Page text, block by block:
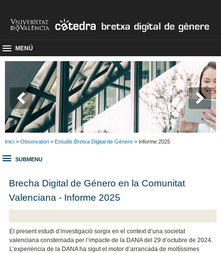
MENÚ
Inici > Observatori > Estudis Bretxa Digital de Gènere > Informe 2025
SUBMENU
Brecha Digital de Género en la Comunitat
Valenciana - Informe 2025
El present estudi d’investigació sorgix en el context d’una societat
valenciana consternada per l’impacte de la DANA del 29 d’octubre de 2024.
L’experiència de la DANA ha sigut el motor d’arrancada de moltíssimes